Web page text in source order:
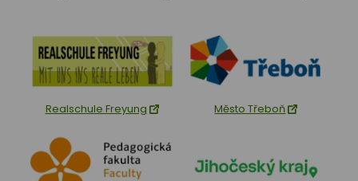
Realschule Freyung Město Třeboň